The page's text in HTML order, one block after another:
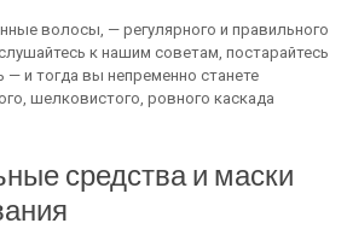
волосы, — регулярного и правильного
к нашим советам, постарайтесь
— и тогда вы непременно станете
шелковистого, ровного каскада
средства и маски